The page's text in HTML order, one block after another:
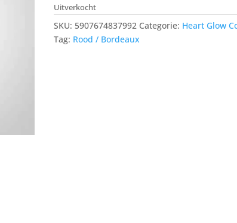
Uitverkocht
SKU: 5907674837992 Categorie: Heart Glow
Tag: Rood / Bordeaux